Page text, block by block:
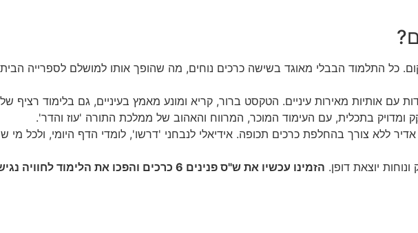
כל התלמוד הבבלי מאוגד בשישה כרכים נוחים, מה שהופך אותו למושלם לספרייה
עם אותיות מאירות עיניים. הטקסט ברור, קריא ומונע מאמץ בעיניים, גם בלימוד רציף
ומדויק בתכלית, עם העימוד המוכר, המרווח והאהוב של ממלכת התורה 'עוז והדר'.
ללא צורך בהחלפת כרכים תכופה. אידיאלי לנבחני 'דרשו', לומדי הדף היומי, ולכל מי
יוצאת דופן.
הזמינו עכשיו את ש"ס פנינים 6 כרכים והפכו את הלימוד